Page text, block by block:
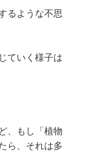
るような不思
ていく様子は
、もし「植物
ら、それは多